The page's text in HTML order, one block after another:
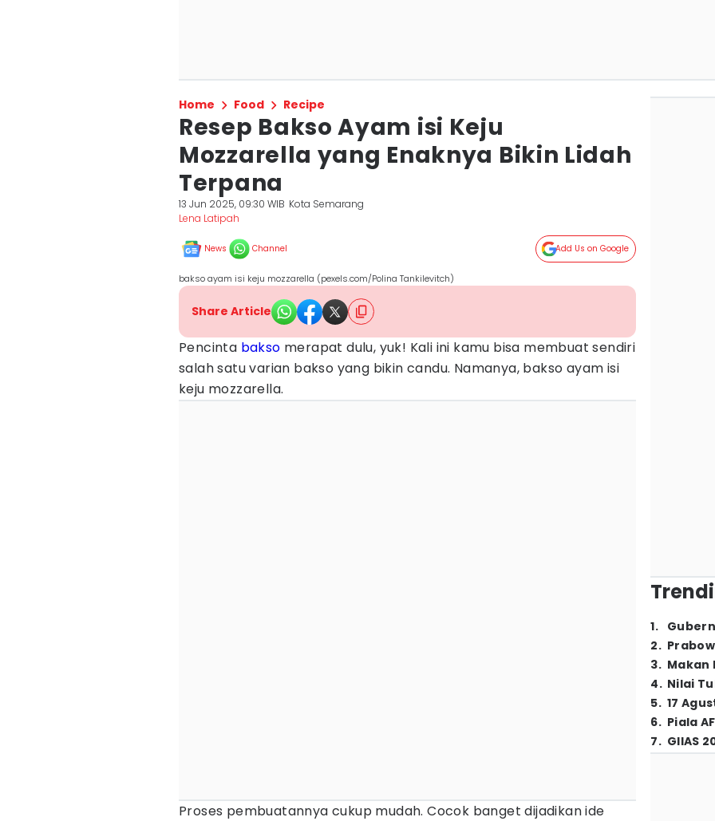
Home Food Recipe
Resep Bakso Ayam isi Keju
Mozzarella yang Enaknya Bikin Lidah
Terpana
13 Jun 2025, 09:30 WIB Kota Semarang
Lena Latipah
News Channel Add Us on Google
bakso ayam isi keju mozzarella (pexels.com/Polina Tankilevitch)
Share Article
Pencinta bakso merapat dulu, yuk! Kali ini kamu bisa membuat sendiri
salah satu varian bakso yang bikin candu. Namanya, bakso ayam isi
keju mozzarella.
Proses pembuatannya cukup mudah. Cocok banget dijadikan ide
1.
2.
3. Makan
4. Nilai
5. 17
6. Piala
7. GIIAS